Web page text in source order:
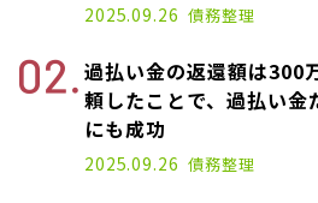
2025.09.26 債務整理
過払い金の返還額は300
頼したことで、過払い金
にも成功
2025.09.26 債務整理